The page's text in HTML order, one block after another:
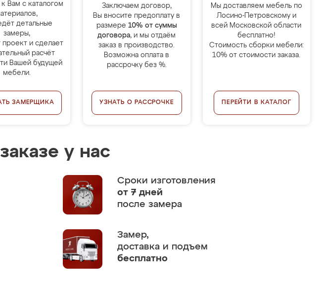
Вам с каталогом
детальные
замеры,
проект и сделает
расчёт
Вашей будущей
мебели.
ЗАМЕРЩИКА
Заключаем договор,
Вы вносите предоплату в
размере 10% от суммы
договора, и мы отдаём
заказ в производство.
Возможна оплата в
рассрочку без %.
УЗНАТЬ О РАССРОЧКЕ
Мы доставляем мебель по
Лосино-Петровскому и
всей Московской области
бесплатно!
Стоимость сборки мебели:
10% от стоимости заказа.
ПЕРЕЙТИ В КАТАЛОГ
у нас
Сроки изготовления
от 7 дней
после замера
Замер,
доставка и подъем
бесплатно